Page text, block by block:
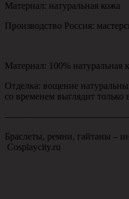
Материал: натуральная кожа
Производство Россия:
Материал: 100% натуральная
Отделка: вощение
со временем выглядит
Браслеты, ремни, гайтаны –
Сosplaycity.ru